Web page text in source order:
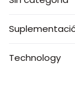
Technology